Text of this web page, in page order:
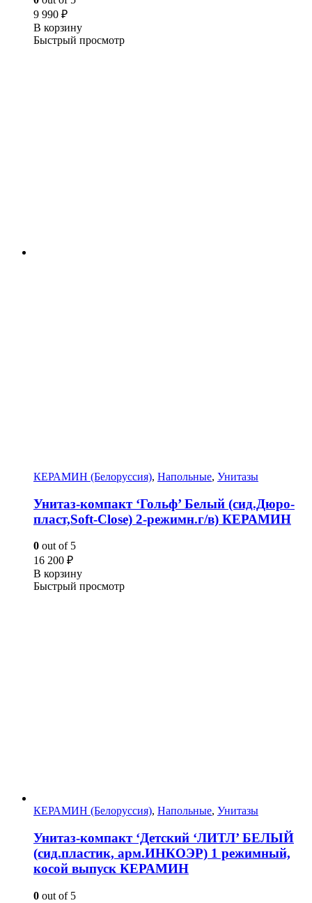
9 990 ₽
В корзину
Быстрый просмотр
КЕРАМИН (Белоруссия), Напольные, Унитазы
Унитаз-компакт ‘Гольф’ Белый (сид.Дюро-
пласт,Soft-Close) 2-режимн.г/в) КЕРАМИН
0 out of 5
16 200 ₽
В корзину
Быстрый просмотр
КЕРАМИН (Белоруссия), Напольные, Унитазы
Унитаз-компакт ‘Детский ‘ЛИТЛ’ БЕЛЫЙ
(сид.пластик, арм.ИНКОЭР) 1 режимный,
косой выпуск КЕРАМИН
0 out of 5